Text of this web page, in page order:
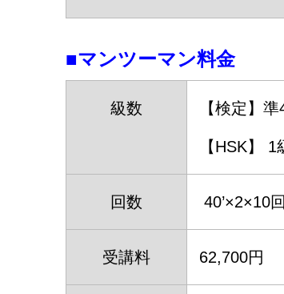
■マンツーマン料金
級数 【検定】
【HSK】 1
回数 40’×2×10回
受講料 62,700円